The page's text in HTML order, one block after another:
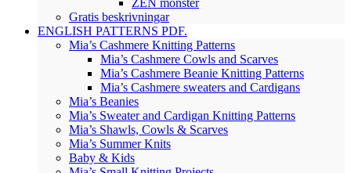
ZEN mönster
Gratis beskrivningar
ENGLISH PATTERNS PDF.
Mia’s Cashmere Knitting Patterns
Mia’s Cashmere Cowls and Scarves
Mia’s Cashmere Beanie Knitting Patterns
Mia’s Cashmere sweaters and Cardigans
Mia’s Beanies
Mia’s Sweater and Cardigan Knitting Patterns
Mia’s Shawls, Cowls & Scarves
Mia’s Summer Knits
Baby & Kids